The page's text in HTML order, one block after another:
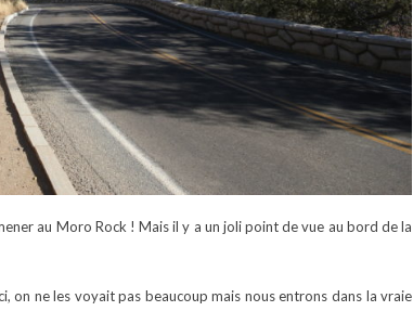
au Moro Rock ! Mais il y a un joli point de vue au bord de la
on ne les voyait pas beaucoup mais nous entrons dans la vraie